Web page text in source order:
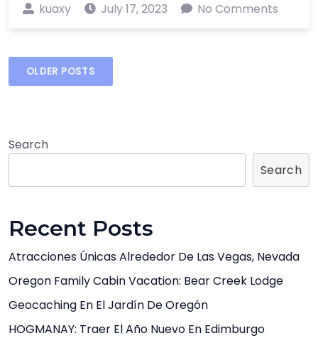
kuaxy July 17, 2023 No Comments
Posts
OLDER POSTS
Search
Search
Recent Posts
Atracciones Únicas Alrededor De Las Vegas, Nevada
Oregon Family Cabin Vacation: Bear Creek Lodge
Geocaching En El Jardín De Oregón
HOGMANAY: Traer El Año Nuevo En Edimburgo